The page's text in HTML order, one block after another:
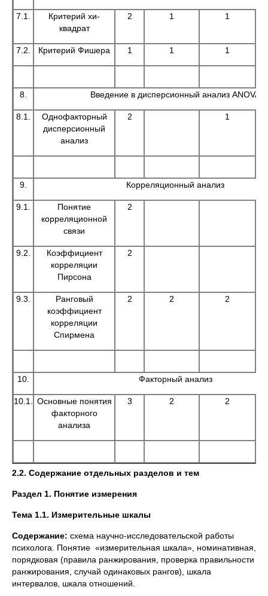
7.1.
Критерий хи-
квадрат
2 1 1
7.2. Критерий Фишера 1 1 1
8. Введение в дисперсионный анализ ANOVA
8.1.
Однофакторный
дисперсионный
анализ
2 1
9. Корреляционный анализ
9.1.
Понятие
корреляционной
связи
2
9.2.
Коэффициент
корреляции
Пирсона
2
9.3.
Ранговый
коэффициент
корреляции
Спирмена
2 2 2
10. Факторный анализ
10.1.
Основные понятия
факторного
анализа
3 2 2
2.2. Содержание отдельных разделов и тем
Раздел 1. Понятие измерения
Тема 1.1. Измерительные шкалы
Содержание: схема научно-исследовательской работы
психолога. Понятие «измерительная шкала», номинативная,
порядковая (правила ранжирования, проверка правильности
ранжирования, случай одинаковых рангов), шкала
интервалов, шкала отношений.